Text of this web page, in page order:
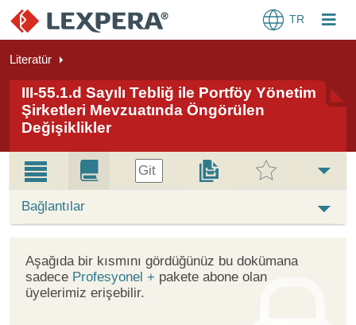
TR
Literatür
III-55.1.d Sayılı Tebliğ ile Portföy Yönetim
Şirketleri Mevzuatında Öngörülen
Değişiklikler
Git
Bağlantılar
Aşağıda bir kısmını gördüğünüz bu dokümana
sadece Profesyonel + pakete abone olan
üyelerimiz erişebilir.